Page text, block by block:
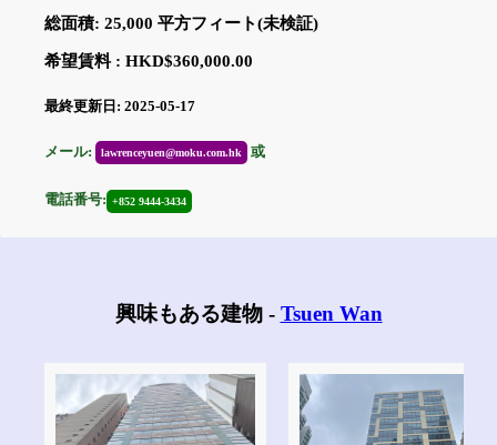
総面積: 25,000 平方フィート(未検証)
希望賃料 : HKD$360,000.00
最終更新日: 2025-05-17
メール: lawrenceyuen@moku.com.hk 或
電話番号: +852 9444-3434
興味もある建物 - Tsuen Wan